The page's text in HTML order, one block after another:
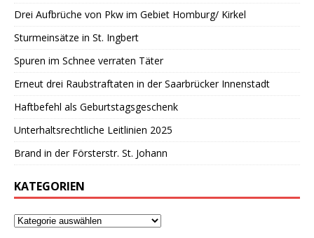
Drei Aufbrüche von Pkw im Gebiet Homburg/ Kirkel
Sturmeinsätze in St. Ingbert
Spuren im Schnee verraten Täter
Erneut drei Raubstraftaten in der Saarbrücker Innenstadt
Haftbefehl als Geburtstagsgeschenk
Unterhaltsrechtliche Leitlinien 2025
Brand in der Försterstr. St. Johann
KATEGORIEN